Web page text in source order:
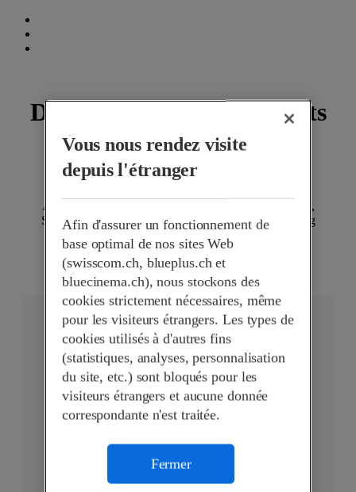
Des documents intéressants
au thème de «Banking»
Aux côtés de partenaires et de hautes écoles de renom,
Swisscom observe et analyse les tendances du banking
l’écosystème numérique pour en déduire des
recommandations.
Vous nous rendez visite
depuis l'étranger
Afin d'assurer un fonctionnement de
base optimal de nos sites Web
(swisscom.ch, blueplus.ch et
bluecinema.ch), nous stockons des
cookies strictement nécessaires, même
pour les visiteurs étrangers. Les types de
cookies utilisés à d'autres fins
(statistiques, analyses, personnalisation
du site, etc.) sont bloqués pour les
visiteurs étrangers et aucune donnée
correspondante n'est traitée.
Fermer